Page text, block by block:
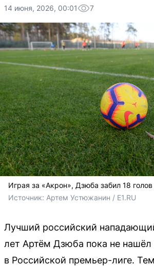
14 июня, 2026, 00:01 7
Играя за «Акрон», Дзюба забил 18 голов
Источник: Артем Устюжанин / E1.RU
Лучший российский
лет Артём Дзюба пока не
в Российской премьер-лиге.